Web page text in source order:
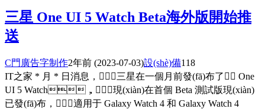
三星 One UI 5 Watch Beta海外版開始推
送
C門廣告字制作2年前 (2023-07-03)設(shè)備118
IT之家 * 月 * 日消息，三星在一個月前發(fā)布了 One
UI 5 Watch，現(xiàn)在首個 Beta 測試版現(xiàn)
已發(fā)布，適用于 Galaxy Watch 4 和 Galaxy Watch 4